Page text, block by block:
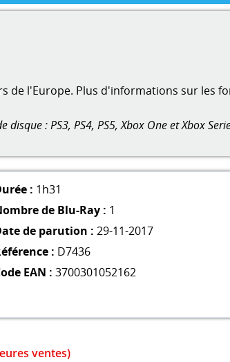
de l'Europe. Plus d'informations sur les
: PS3, PS4, PS5, Xbox One et Xbox
: 1h31
de Blu-Ray : 1
de parution : 29-11-2017
: D7436
EAN : 3700301052162
ventes)